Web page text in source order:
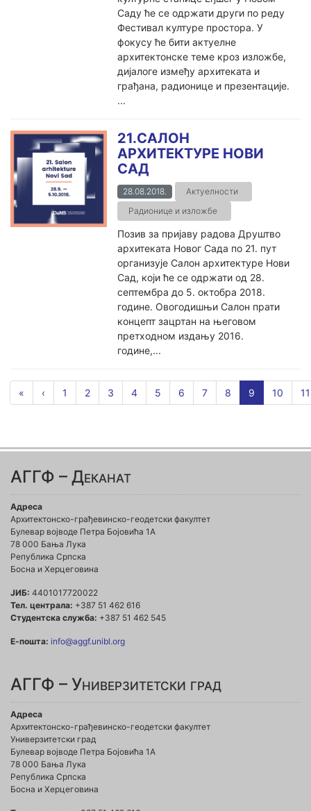
Саду ће се одржати други по реду
Фестивал културе простора. У
фокусу ће бити актуелне
архитектонске теме кроз изложбе,
дијалоге између архитеката и
грађана, радионице и презентације.
...
21.САЛОН
АРХИТЕКТУРЕ НОВИ
САД
28.08.2018.
Актуелности
Радионице и изложбе
Позив за пријаву радова Друштво
архитеката Новог Сада по 21. пут
организује Салон архитектуре Нови
Сад, који ће се одржати од 28.
септембра до 5. октобра 2018.
године. Овогодишњи Салон прати
концепт зацртан на његовом
претходном издању 2016.
године,...
« ‹ 1 2 3 4 5 6 7 8 9 10 11
АГГФ – Деканат
Адреса
Архитектонско-грађевинско-геодетски факултет
Булевар војводе Петра Бојовића 1A
78 000 Бања Лука
Република Српска
Босна и Херцеговина
ЈИБ: 4401017720022
Тел. централа: +387 51 462 616
Студентска служба: +387 51 462 545
Е-пошта: info@aggf.unibl.org
АГГФ – Универзитетски град
Адреса
Архитектонско-грађевинско-геодетски факултет
Универзитетски град
Булевар војводе Петра Бојовића 1A
78 000 Бања Лука
Република Српска
Босна и Херцеговина